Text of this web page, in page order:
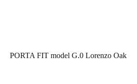
PORTA FIT model G.0 Lorenzo Oak